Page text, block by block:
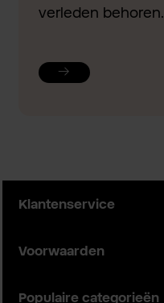
verleden behoren.
Klantenservice
Voorwaarden
Populaire categorieën